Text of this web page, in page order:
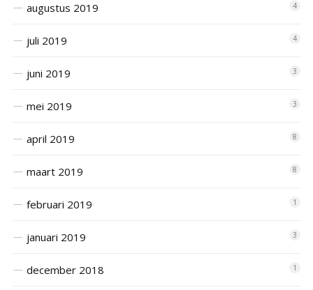
augustus 2019 4
juli 2019 4
juni 2019 3
mei 2019 3
april 2019 8
maart 2019 8
februari 2019 1
januari 2019 3
december 2018 1